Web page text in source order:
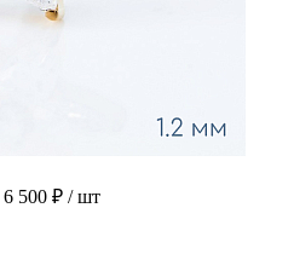
6 500 ₽ / шт